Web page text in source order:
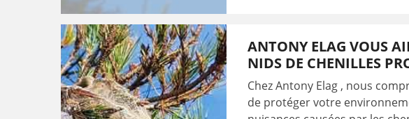
ANTONY ELAG VOUS
NIDS DE CHENILLES
Chez Antony Elag , nous
de protéger votre